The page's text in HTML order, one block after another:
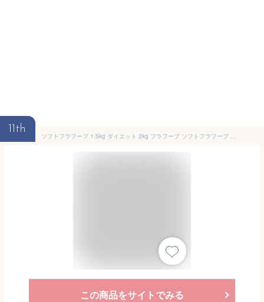
11th
ソフトフラフープ 1.5kg ダイエット 2kg フラフープ ソフトフラフープ 痛くない 静音設計 エクササイズ 自宅トレーニング 運動不足解消
この商品をサイトでみる